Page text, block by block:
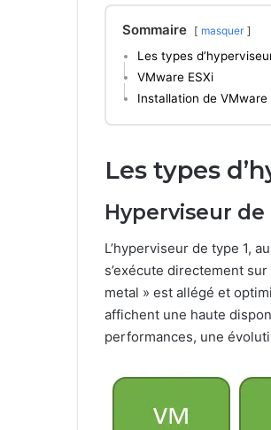
Sommaire masquer
Les types
VMware ESXi
Installation de VMware
Les types
Hyperviseur de
L’hyperviseur de type 1,
s’exécute directement
metal » est allégé et
affichent une haute
performances, une